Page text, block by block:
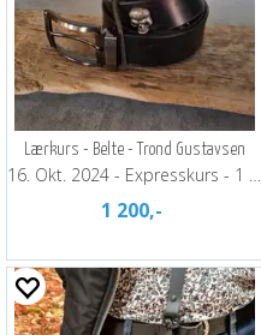
Lærkurs - Belte - Trond Gustavsen
16. Okt. 2024 - Expresskurs - 1 kveld
1 200,-